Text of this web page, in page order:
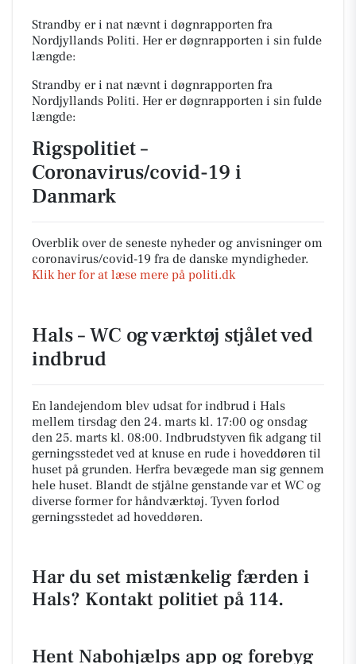
Strandby er i nat nævnt i døgnrapporten fra
Nordjyllands Politi. Her er døgnrapporten i sin fulde
længde:
Strandby er i nat nævnt i døgnrapporten fra
Nordjyllands Politi. Her er døgnrapporten i sin fulde
længde:
Rigspolitiet –
Coronavirus/covid-19 i
Danmark
Overblik over de seneste nyheder og anvisninger om
coronavirus/covid-19 fra de danske myndigheder.
Klik her for at læse mere på politi.dk
Hals – WC og værktøj stjålet ved
indbrud
En landejendom blev udsat for indbrud i Hals
mellem tirsdag den 24. marts kl. 17:00 og onsdag
den 25. marts kl. 08:00. Indbrudstyven fik adgang til
gerningsstedet ved at knuse en rude i hoveddøren til
huset på grunden. Herfra bevægede man sig gennem
hele huset. Blandt de stjålne genstande var et WC og
diverse former for håndværktøj. Tyven forlod
gerningsstedet ad hoveddøren.
Har du set mistænkelig færden i
Hals? Kontakt politiet på 114.
Hent Nabohjælps app og forebyg